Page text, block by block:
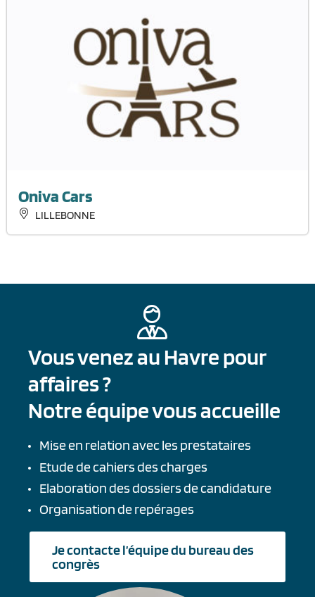
Oniva Cars
LILLEBONNE
Vous venez au Havre pour
affaires ?
Notre équipe vous accueille
Mise en relation avec les prestataires
Etude de cahiers des charges
Elaboration des dossiers de candidature
Organisation de repérages
Je contacte l’équipe du bureau des
congrès